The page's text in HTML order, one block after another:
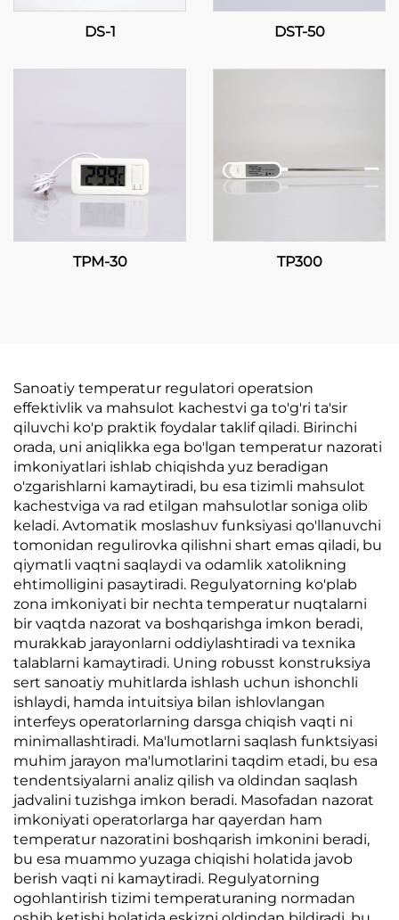
DS-1 DST-50
TPM-30 TP300
Sanoatiy temperatur regulatori operatsion
effektivlik va mahsulot kachestvi ga to'g'ri ta'sir
qiluvchi ko'p praktik foydalar taklif qiladi. Birinchi
orada, uni aniqlikka ega bo'lgan temperatur nazorati
imkoniyatlari ishlab chiqishda yuz beradigan
o'zgarishlarni kamaytiradi, bu esa tizimli mahsulot
kachestviga va rad etilgan mahsulotlar soniga olib
keladi. Avtomatik moslashuv funksiyasi qo'llanuvchi
tomonidan regulirovka qilishni shart emas qiladi, bu
qiymatli vaqtni saqlaydi va odamlik xatolikning
ehtimolligini pasaytiradi. Regulyatorning ko'plab
zona imkoniyati bir nechta temperatur nuqtalarni
bir vaqtda nazorat va boshqarishga imkon beradi,
murakkab jarayonlarni oddiylashtiradi va texnika
talablarni kamaytiradi. Uning robusst konstruksiya
sert sanoatiy muhitlarda ishlash uchun ishonchli
ishlaydi, hamda intuitsiya bilan ishlovlangan
interfeys operatorlarning darsga chiqish vaqti ni
minimallashtiradi. Ma'lumotlarni saqlash funktsiyasi
muhim jarayon ma'lumotlarini taqdim etadi, bu esa
tendentsiyalarni analiz qilish va oldindan saqlash
jadvalini tuzishga imkon beradi. Masofadan nazorat
imkoniyati operatorlarga har qayerdan ham
temperatur nazoratini boshqarish imkonini beradi,
bu esa muammo yuzaga chiqishi holatida javob
berish vaqti ni kamaytiradi. Regulyatorning
ogohlantirish tizimi temperaturaning normadan